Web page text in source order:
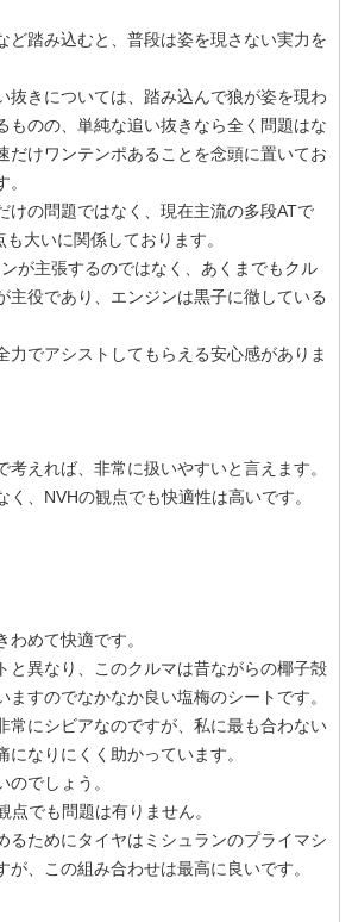
ど踏み込むと、普段は姿を現さない実力を
抜きについては、踏み込んで狼が姿を現わ
ものの、単純な追い抜きなら全く問題はな
だけワンテンポあることを念頭に置いてお
けの問題ではなく、現在主流の多段ATで
大いに関係しております。
が主張するのではなく、あくまでもクル
主役であり、エンジンは黒子に徹している
力でアシストしてもらえる安心感がありま
考えれば、非常に扱いやすいと言えます。
く、NVHの観点でも快適性は高いです。
めて快適です。
と異なり、このクルマは昔ながらの椰子殻
ますのでなかなか良い塩梅のシートです。
常にシビアなのですが、私に最も合わない
になりにくく助かっています。
のでしょう。
点でも問題は有りません。
るためにタイヤはミシュランのプライマシ
が、この組み合わせは最高に良いです。